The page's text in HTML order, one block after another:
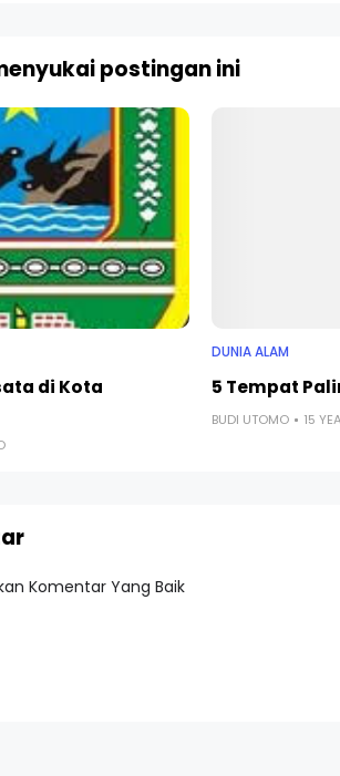
postingan ini
di Kota
DUNIA ALAM
5 Tempat
BUDI UTOMO 15
Komentar Yang Baik